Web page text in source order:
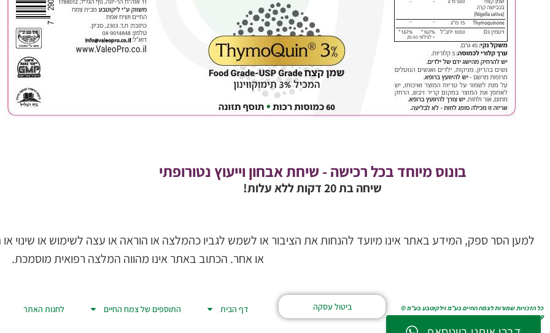
בונוס מיוחד בכל רכישה - שיחת אבחון וייעוץ נטורופתי
שיחה בת 20 דקות ללא עלות!
למען הסר ספק, המידע באתר אינו מיועד להנחות את הציבור או לשמש לגביו כהמלצה או הוראה או עצה לשימוש או שינוי או
או אחר. הכתוב באתר אינו מהווה המלצה רפואית מוסמכת.
כל הזכויות שמורות לצמח החיים בע"מ וילקוטבע בע"מ ©
2019
ביטול עסקה דף הבית התוספים של צמח החיים לחנות האתר